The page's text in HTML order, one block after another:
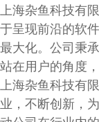
上海杂鱼科技有
于呈现前沿的软
最大化。公司秉
站在用户的角度
上海杂鱼科技有
业，不断创新，